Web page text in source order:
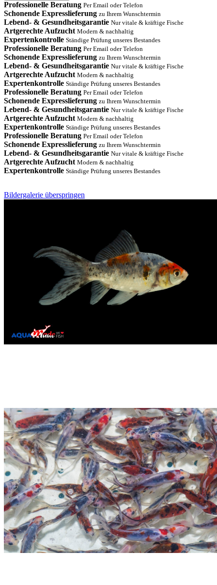
Professionelle Beratung Per Email oder Telefon
Schonende Expresslieferung zu Ihrem Wunschtermin
Lebend- & Gesundheitsgarantie Nur vitale & kräftige Fische
Artgerechte Aufzucht Modern & nachhaltig
Expertenkontrolle Ständige Prüfung unseres Bestandes
Professionelle Beratung Per Email oder Telefon
Schonende Expresslieferung zu Ihrem Wunschtermin
Lebend- & Gesundheitsgarantie Nur vitale & kräftige Fische
Artgerechte Aufzucht Modern & nachhaltig
Expertenkontrolle Ständige Prüfung unseres Bestandes
Professionelle Beratung Per Email oder Telefon
Schonende Expresslieferung zu Ihrem Wunschtermin
Lebend- & Gesundheitsgarantie Nur vitale & kräftige Fische
Artgerechte Aufzucht Modern & nachhaltig
Expertenkontrolle Ständige Prüfung unseres Bestandes
Professionelle Beratung Per Email oder Telefon
Schonende Expresslieferung zu Ihrem Wunschtermin
Lebend- & Gesundheitsgarantie Nur vitale & kräftige Fische
Artgerechte Aufzucht Modern & nachhaltig
Expertenkontrolle Ständige Prüfung unseres Bestandes
Bildergalerie überspringen